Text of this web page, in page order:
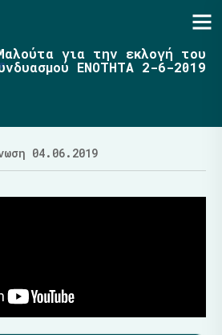
για την εκλογή του
ΕΝΟΤΗΤΑ 2-6-2019
04.06.2019